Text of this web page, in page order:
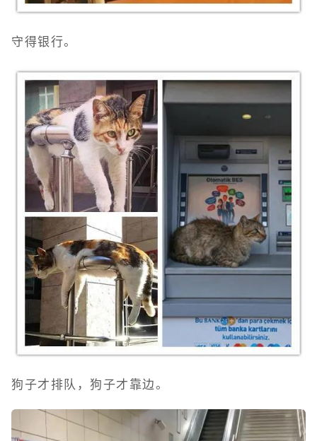
守得银行。
狗子才排队，狗子才靠边。